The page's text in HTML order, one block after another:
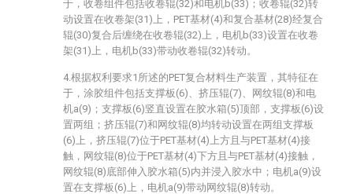
于，收卷组件包括收卷辊(32)和电机b(33)；收卷辊(32)转
动设置在收卷架(31)上，PET基材(4)和复合基材(28)经复合
辊(30)复合后缠绕在收卷辊(32)上，电机b(33)设置在收卷
架(31)上，电机b(33)带动收卷辊(32)转动。
4.根据权利要求1所述的PET复合材料生产装置，其特征在
于，涂胶组件包括支撑板(6)、挤压辊(7)、网纹辊(8)和电
机a(9)；支撑板(6)竖直设置在胶水箱(5)顶部，支撑板(6)设
置两组；挤压辊(7)和网纹辊(8)均转动设置在两组支撑板
(6)上，挤压辊(7)位于PET基材(4)上方且与PET基材(4)接
触，网纹辊(8)位于PET基材(4)下方且与PET基材(4)接触，
网纹辊(8)底部伸入胶水箱(5)内并浸入胶水中；电机a(9)设
置在支撑板(6)上，电机a(9)带动网纹辊(8)转动。